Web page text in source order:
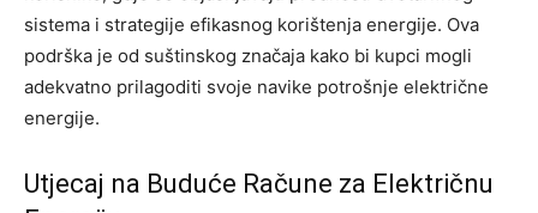
sistema i strategije efikasnog korištenja energije. Ova
podrška je od suštinskog značaja kako bi kupci mogli
adekvatno prilagoditi svoje navike potrošnje električne
energije.
Utjecaj na Buduće Račune za Električnu